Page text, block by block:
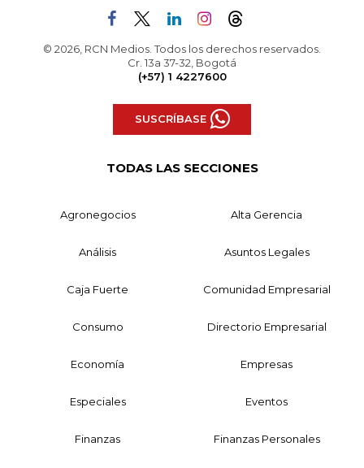
© 2026, RCN Medios. Todos los derechos reservados.
Cr. 13a 37-32, Bogotá
(+57) 1 4227600
SUSCRÍBASE
TODAS LAS SECCIONES
Agronegocios Alta Gerencia
Análisis Asuntos Legales
Caja Fuerte Comunidad Empresarial
Consumo Directorio Empresarial
Economía Empresas
Especiales Eventos
Finanzas Finanzas Personales